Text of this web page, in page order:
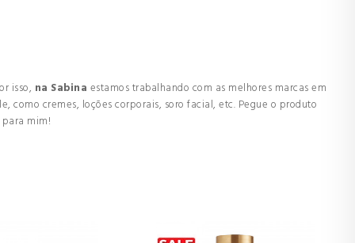
isso, na Sabina estamos trabalhando com as melhores marcas em
como cremes, loções corporais, soro facial, etc. Pegue o produto
mim!